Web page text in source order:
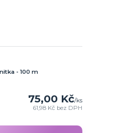
- 100 m
75,00 Kč/ks
61,98 Kč bez DPH